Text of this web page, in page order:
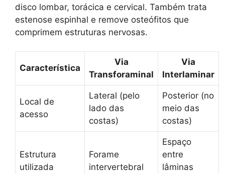
disco lombar, torácica e cervical. Também trata
estenose espinhal e remove osteófitos que
comprimem estruturas nervosas.
Característica
Via
Transforaminal
Via
Interlaminar
Local de
acesso
Lateral (pelo
lado das
costas)
Posterior (no
meio das
costas)
Estrutura
utilizada
Forame
intervertebral
Espaço
entre
lâminas